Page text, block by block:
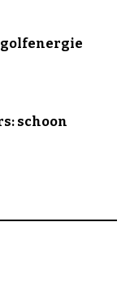
golfenergie
schoon